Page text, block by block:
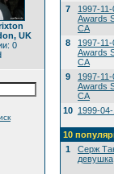
UK
0
7
1997-
Awards
CA
8
1997-
Awards
CA
9
1997-
Awards
CA
10 1999-
10
1
Серж
девушка